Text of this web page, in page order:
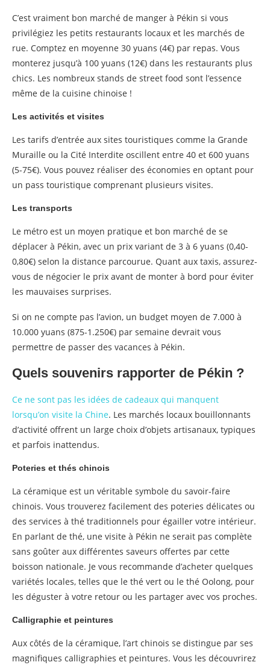
C’est vraiment bon marché de manger à Pékin si vous
privilégiez les petits restaurants locaux et les marchés de
rue. Comptez en moyenne 30 yuans (4€) par repas. Vous
monterez jusqu’à 100 yuans (12€) dans les restaurants plus
chics. Les nombreux stands de street food sont l’essence
même de la cuisine chinoise !
Les activités et visites
Les tarifs d’entrée aux sites touristiques comme la Grande
Muraille ou la Cité Interdite oscillent entre 40 et 600 yuans
(5-75€). Vous pouvez réaliser des économies en optant pour
un pass touristique comprenant plusieurs visites.
Les transports
Le métro est un moyen pratique et bon marché de se
déplacer à Pékin, avec un prix variant de 3 à 6 yuans (0,40-
0,80€) selon la distance parcourue. Quant aux taxis, assurez-
vous de négocier le prix avant de monter à bord pour éviter
les mauvaises surprises.
Si on ne compte pas l’avion, un budget moyen de 7.000 à
10.000 yuans (875-1.250€) par semaine devrait vous
permettre de passer des vacances à Pékin.
Quels souvenirs rapporter de Pékin ?
Ce ne sont pas les idées de cadeaux qui manquent
lorsqu’on visite la Chine. Les marchés locaux bouillonnants
d’activité offrent un large choix d’objets artisanaux, typiques
et parfois inattendus.
Poteries et thés chinois
La céramique est un véritable symbole du savoir-faire
chinois. Vous trouverez facilement des poteries délicates ou
des services à thé traditionnels pour égailler votre intérieur.
En parlant de thé, une visite à Pékin ne serait pas complète
sans goûter aux différentes saveurs offertes par cette
boisson nationale. Je vous recommande d’acheter quelques
variétés locales, telles que le thé vert ou le thé Oolong, pour
les déguster à votre retour ou les partager avec vos proches.
Calligraphie et peintures
Aux côtés de la céramique, l’art chinois se distingue par ses
magnifiques calligraphies et peintures. Vous les découvrirez